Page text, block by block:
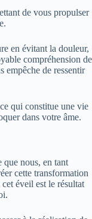
de vous propulser
en évitant la douleur,
compréhension de
empêche de ressentir
qui constitue une vie
dans votre âme.
que nous, en tant
cette transformation
éveil est le résultat